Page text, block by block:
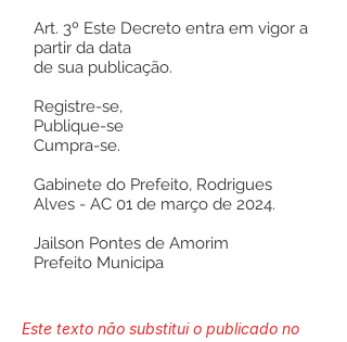
Art. 3º Este Decreto entra em vigor a
partir da data
de sua publicação.
Registre-se,
Publique-se
Cumpra-se.
Gabinete do Prefeito, Rodrigues
Alves - AC 01 de março de 2024.
Jailson Pontes de Amorim
Prefeito Municipa
Este texto não substitui o publicado no